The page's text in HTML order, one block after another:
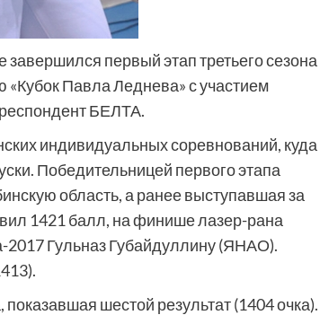
первый этап третьего сезона
Павла Леднева» с участием
БЕЛТА.
индивидуальных соревнований, куда
Победительницей первого этапа
область, а ранее выступавшая за
1421 балл, на финише лазер-рана
2017 Гульназ Губайдуллину (ЯНАО).
шестой результат (1404 очка).